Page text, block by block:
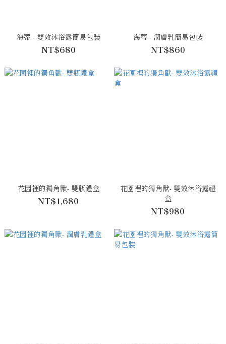
海蒂 - 雙效沐浴露簡易包裝
NT$680
海蒂 - 潤膚乳簡易包裝
NT$860
花園裡的獨角獸- 雙瓶禮盒
NT$1,680
花園裡的獨角獸- 雙效沐浴露禮
盒
NT$980